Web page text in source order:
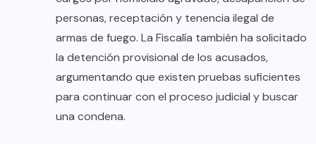
personas, receptación y tenencia ilegal de
armas de fuego. La Fiscalía también ha solicitado
la detención provisional de los acusados,
argumentando que existen pruebas suficientes
para continuar con el proceso judicial y buscar
una condena.